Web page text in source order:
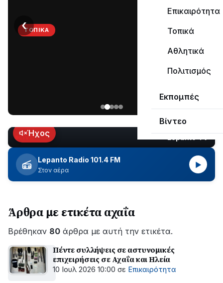
Επικαιρότητα
Τοπικά
Αθλητικά
Πολιτισμός
Εκπομπές
Βίντεο
ΤΟΠΙΚΆ
Κωτσανά
για
τα
μεγάλα
έργα
‹
LIVEΉχος
Lepanto Radio 101.4 FM
Στον αέρα
▶
Άρθρα με ετικέτα αχαΐα
Βρέθηκαν 80 άρθρα με αυτή την ετικέτα.
Πέντε συλλήψεις σε αστυνομικές
επιχειρήσεις σε Αχαΐα και Ηλεία
10 Ιουλ 2026 10:00 σε Επικαιρότητα